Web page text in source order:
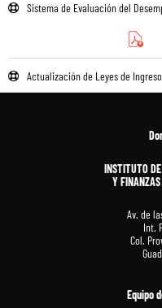
Sistema de Evaluación del
Actualización de Leyes de
INSTITUTO
Y
Av. de
Int.
Col.
Equipo